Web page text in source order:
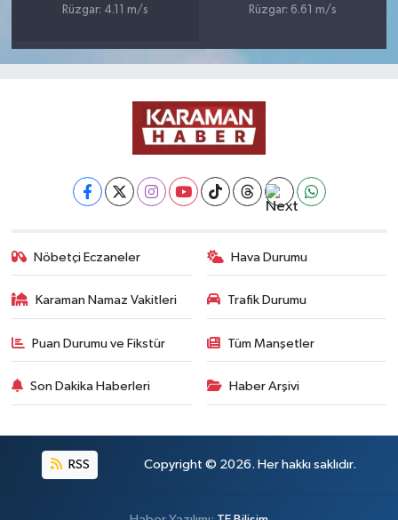
Rüzgar: 4.11 m/s
Rüzgar: 6.61 m/s
Nöbetçi Eczaneler Hava Durumu
Karaman Namaz Vakitleri Trafik Durumu
Puan Durumu ve Fikstür Tüm Manşetler
Son Dakika Haberleri Haber Arşivi
RSS Copyright © 2026. Her hakkı saklıdır.